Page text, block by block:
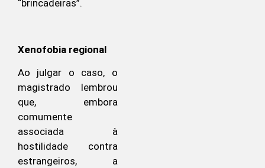
“brincadeiras”.
Xenofobia regional
Ao julgar o caso, o
magistrado lembrou
que, embora
comumente
associada à
hostilidade contra
estrangeiros, a